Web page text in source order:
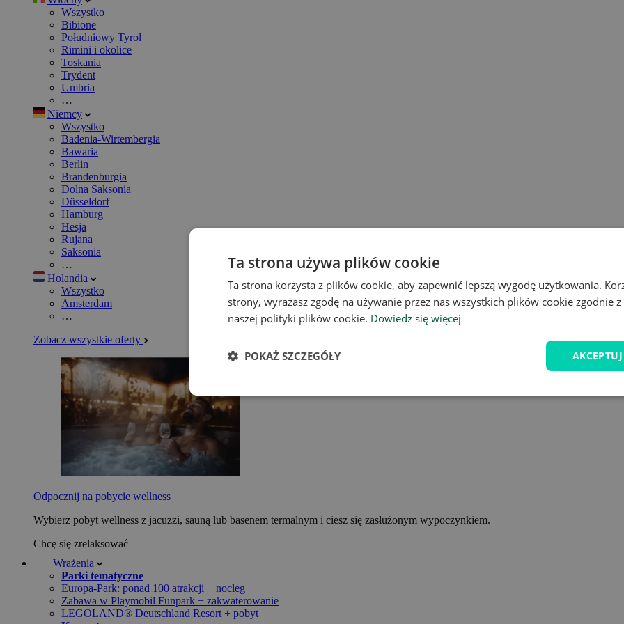
Wszystko
Bibione
Południowy Tyrol
Rimini i okolice
Toskania
Trydent
Umbria
…
Niemcy
Wszystko
Badenia-Wirtembergia
Bawaria
Berlin
Brandenburgia
Dolna Saksonia
Düsseldorf
Hamburg
Hesja
Rujana
Saksonia
…
Holandia
Wszystko
Amsterdam
…
Zobacz wszystkie oferty
Odpocznij na pobycie wellness
Wybierz pobyt wellness z jacuzzi, sauną lub basenem termalnym i ciesz się zasłużonym wypoczynkiem.
Chcę się zrelaksować
Wrażenia
Parki tematyczne
Europa-Park: ponad 100 atrakcji + nocleg
Zabawa w Playmobil Funpark + zakwaterowanie
LEGOLAND® Deutschland Resort + pobyt
Ta strona używa plików cookie
Ta strona korzysta z plików cookie, aby zapewnić lepszą wygodę użytkowania.
strony, wyrażasz zgodę na używanie przez nas wszystkich plików cookie zgodnie
naszej polityki plików cookie. Dowiedz się więcej
POKAŻ SZCZEGÓŁY